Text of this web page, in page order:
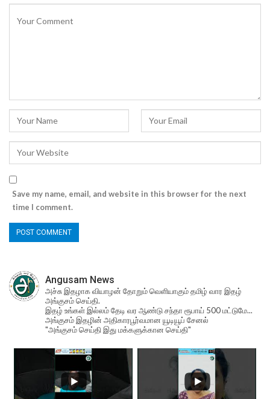
Save my name, email, and website in this browser for the next
time I comment.
Angusam News
அச்சு இதழாக வியாழன் தோறும் வெளியாகும் தமிழ் வார இதழ்
அங்குசம் செய்தி.
இதழ் உங்கள் இல்லம் தேடி வர ஆண்டு சந்தா ரூபாய் 500 மட்டுமே...
அங்குசம் இதழின் அதிகாரபூர்வமான யூடியூப் சேனல்
"அங்குசம் செய்தி இது மக்களுக்கான செய்தி"